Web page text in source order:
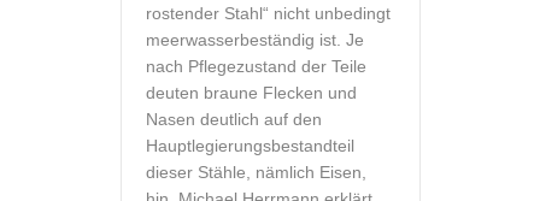
rostender Stahl“ nicht unbedingt
meerwasserbeständig ist. Je
nach Pflegezustand der Teile
deuten braune Flecken und
Nasen deutlich auf den
Hauptlegierungsbestandteil
dieser Stähle, nämlich Eisen,